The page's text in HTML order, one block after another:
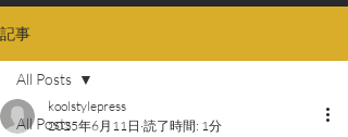
記事
All Posts
All Posts
koolstylepress
2025年6月11日 読了時間: 1分